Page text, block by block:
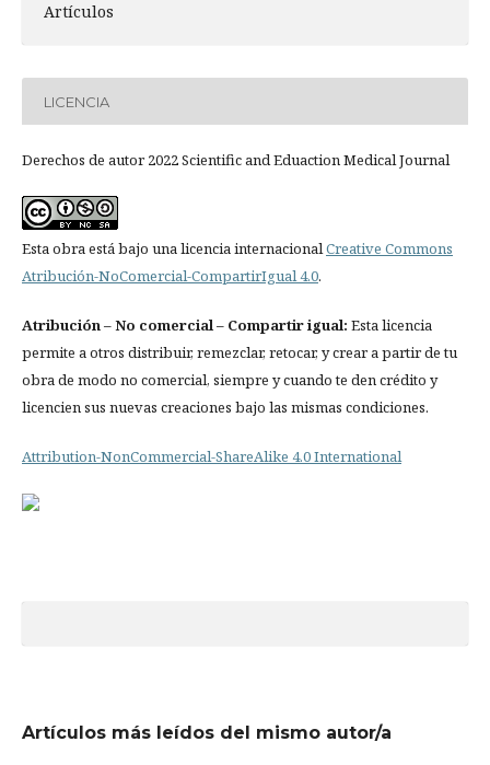
Artículos
LICENCIA
Derechos de autor 2022 Scientific and Eduaction Medical Journal
Esta obra está bajo una licencia internacionalCreative Commons
Atribución-NoComercial-CompartirIgual 4.0.
Atribución– No comercial – Compartir igual: Esta licencia
permite a otros distribuir, remezclar, retocar, y crear a partir de tu
obra de modo no comercial, siempre y cuando te den crédito y
licencien sus nuevas creaciones bajo las mismas condiciones.
Attribution-NonCommercial-ShareAlike 4.0 International
Artículos más leídos del mismo autor/a